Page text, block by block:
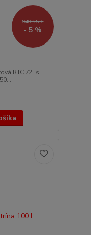
940,95 €
- 5 %
RTC 72Ls